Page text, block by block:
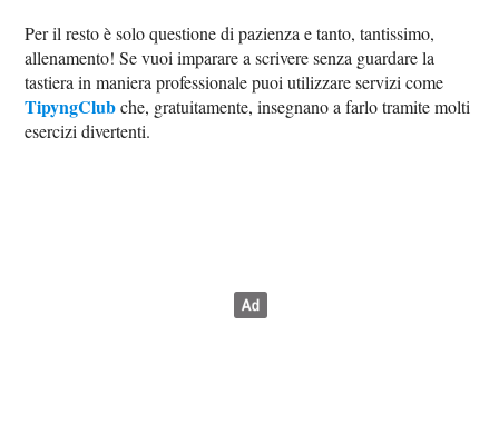
Per il resto è solo questione di pazienza e tanto, tantissimo,
allenamento! Se vuoi imparare a scrivere senza guardare la
tastiera in maniera professionale puoi utilizzare servizi come
TipyngClubche, gratuitamente, insegnano a farlo tramite molti
esercizi divertenti.